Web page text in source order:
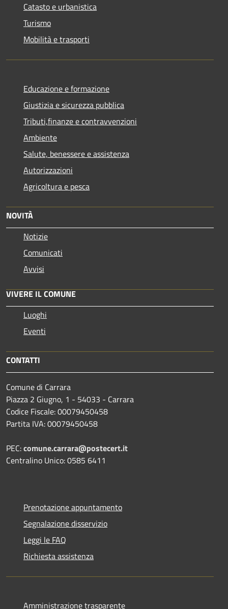
Catasto e urbanistica
Turismo
Mobilità e trasporti
Educazione e formazione
Giustizia e sicurezza pubblica
Tributi,finanze e contravvenzioni
Ambiente
Salute, benessere e assistenza
Autorizzazioni
Agricoltura e pesca
NOVITÀ
Notizie
Comunicati
Avvisi
VIVERE IL COMUNE
Luoghi
Eventi
CONTATTI
Comune di Carrara
Piazza 2 Giugno, 1 - 54033 - Carrara
Codice Fiscale: 00079450458
Partita IVA: 00079450458
PEC:comune.carrara@postecert.it
Centralino Unico: 0585 6411
Prenotazione appuntamento
Segnalazione disservizio
Leggi le FAQ
Richiesta assistenza
Amministrazione trasparente